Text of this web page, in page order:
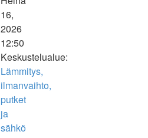
16,
2026
12:50
Keskustelualue:
Lämmitys,
ilmanvaihto,
putket
ja
sähkö